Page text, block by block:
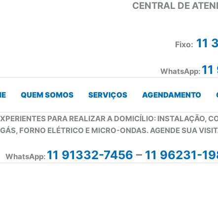
CENTRAL DE
Fixo: 11
WhatsApp:
QUEM SOMOS SERVIÇOS AGENDAMENTO
PARA REALIZAR A DOMICÍLIO: INSTALAÇÃO,
FORNO ELÉTRICO E MICRO-ONDAS. AGENDE SUA
WhatsApp: 11 91332-7456 – 11 96231-